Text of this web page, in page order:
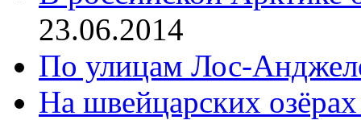
23.06.2014
По улицам Лос-
На швейцарских